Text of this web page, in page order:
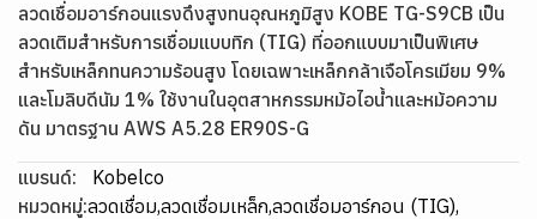
ลวดเชื่อมอาร์กอนแรงดึงสูงทนอุณหภูมิสูง KOBE TG-S9CB เป็น
ลวดเติมสำหรับการเชื่อมแบบทิก (TIG) ที่ออกแบบมาเป็นพิเศษ
สำหรับเหล็กทนความร้อนสูง โดยเฉพาะเหล็กกล้าเจือโครเมียม 9%
และโมลิบดีนัม 1% ใช้งานในอุตสาหกรรมหม้อไอน้ำและหม้อความ
ดัน มาตรฐาน AWS A5.28 ER90S-G
แบรนด์:
Kobelco
หมวดหมู่:ลวดเชื่อม,ลวดเชื่อมเหล็ก,ลวดเชื่อมอาร์กอน (TIG),